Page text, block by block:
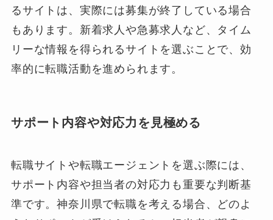
るサイトは、実際には募集が終了している場合
もあります。新着求人や急募求人など、タイム
リーな情報を得られるサイトを選ぶことで、効
率的に転職活動を進められます。
サポート内容や対応力を見極める
転職サイトや転職エージェントを選ぶ際には、
サポート内容や担当者の対応力も重要な判断基
準です。神奈川県で転職を考える場合、どのよ